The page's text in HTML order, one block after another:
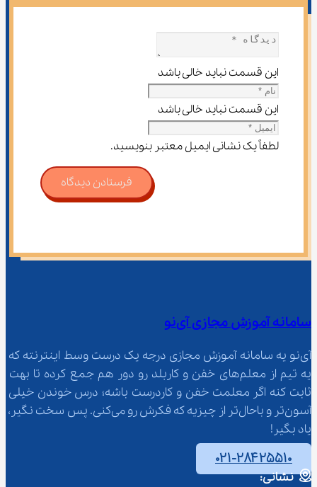
این قسمت نباید خالی باشد
این قسمت نباید خالی باشد
لطفاً یک نشانی ایمیل معتبر بنویسید.
فرستادن دیدگاه
سامانه آموزش مجازی آی‌نو
آی‌نو یه سامانه آموزش مجازی درجه یک درست وسط اینترنته که
یه تیم از معلم‌‌های خفن و کاربلد رو دور هم جمع کرده تا بهت
ثابت کنه اگر معلمت خفن و کاردرست باشه؛ درس خوندن خیلی
آسون‌تر و باحال‌تر از چیزیه که فکرش رو می‌کنی. پس سخت نگیر،
یاد بگیر!
۰۲۱-۲۸۴۲۵۵۱۰
نشانی: